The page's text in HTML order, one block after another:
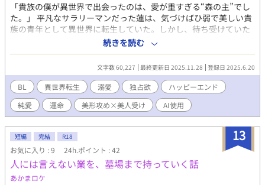
「貴族の僕が異世界で出会ったのは、愛が重すぎる“森の主”でし
た。」 平凡なサラリーマンだった蓮は、気づけばひ弱で美しい貴
族の青年として異世界に転生していた。しかし、待ち受けていた
のは窮屈な貴族社会と、政略結婚という重すぎる現実。 そんな日
常から逃げ出すように迷い込んだ「禁忌の森」で、蓮が出会った
のは──全てが虚ろで無感情な“森の主”ゼルフィードだった。 彼
の周囲は生命を吸い尽くし、あらゆるものを枯らすという。だけ
ど、蓮だけはなぜかゼルフィードの影響を受けない、唯一の存
在。 「お前だけが、俺の世界に色をくれた」 蓮の存在が、ゼルフ
ィードにとってかけがえのない「特異点」だと気づいた瞬間、無
感情だった主の瞳に、激しいまでの独占欲と溺愛が宿る。 甘く、
そしてどこまでも深い溺愛に包まれる、異世界ファンタジー
続きを読む
文字数 60,227 最終更新日 2025.11.28 登録日 2025.6.20
BL 異世界転生 溺愛 独占欲
ハッピーエンド
純愛
運命 美形攻め×美人受け AI使用
13
短編 完結 R18
お気に入り : 9 24h.ポイント : 42
人には言えない業を、墓場まで持っていく話
あかまロケ